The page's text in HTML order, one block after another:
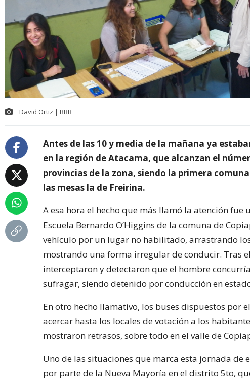
David Ortiz | RBB
Antes de las 10 y media de la mañana ya
en la región de Atacama, que alcanzan el
provincias de la zona, siendo la primera
las mesas la de Freirina.
A esa hora el hecho que más llamó la atención fue
Escuela Bernardo O’Higgins de la comuna de
vehículo por un lugar no habilitado, arrastrando
mostrando una forma irregular de conducir. Tras
interceptaron y detectaron que el hombre
sufragar, siendo detenido por conducción en
En otro hecho llamativo, los buses dispuestos por
acercar hasta los locales de votación a los
mostraron retrasos, sobre todo en el valle de
Uno de las situaciones que marca esta jornada de
por parte de la Nueva Mayoría en el distrito 5to,